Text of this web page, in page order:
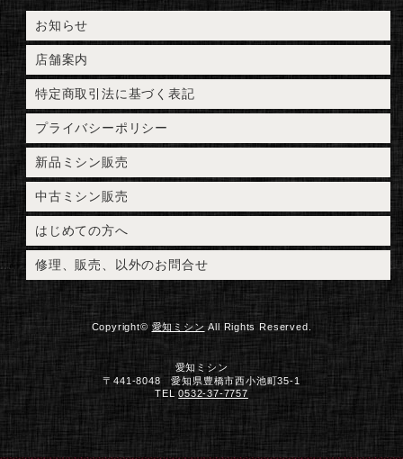
お知らせ
店舗案内
特定商取引法に基づく表記
プライバシーポリシー
新品ミシン販売
中古ミシン販売
はじめての方へ
修理、販売、以外のお問合せ
Copyright© 愛知ミシン All Rights Reserved.
愛知ミシン
〒441-8048 愛知県豊橋市西小池町35-1
TEL0532-37-7757